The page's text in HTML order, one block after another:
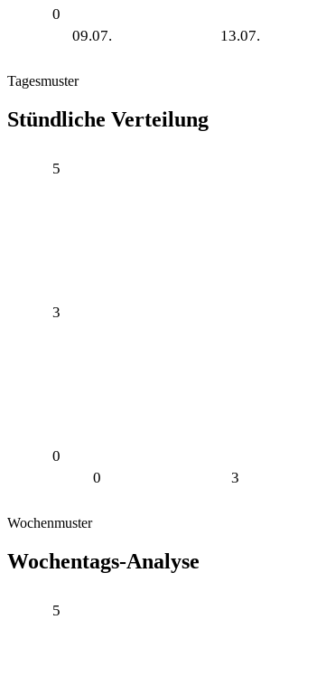
0
09.07. 13.07.
Tagesmuster
Stündliche Verteilung
0
3
5
0 3
Wochenmuster
Wochentags-Analyse
5